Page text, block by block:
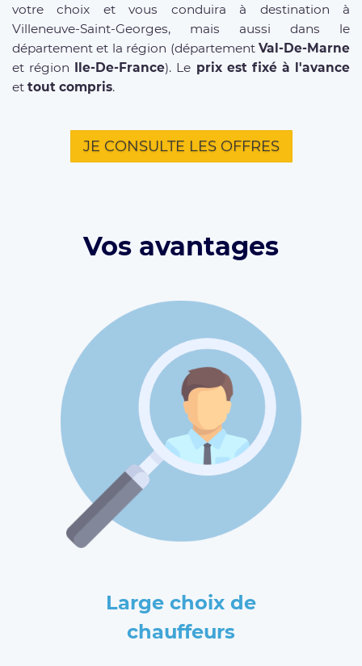
votre choix et vous conduira à destination à
Villeneuve-Saint-Georges, mais aussi dans le
département et la région (département Val-De-Marne
et région Ile-De-France). Le prix est fixé à l'avance
et tout compris.
JE CONSULTE LES OFFRES
Vos avantages
Large choix de
chauffeurs